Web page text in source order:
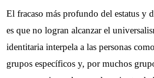
El fracaso más profundo del estatus y
es que no logran alcanzar el
identitaria interpela a las personas
grupos específicos y, por muchos